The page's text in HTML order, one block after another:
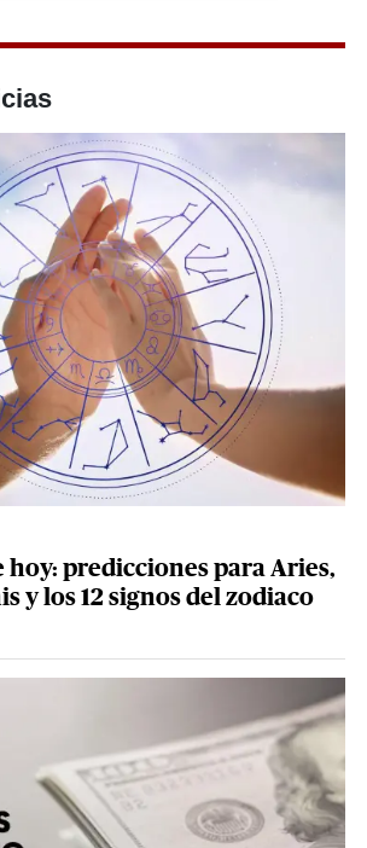
hoy: predicciones para Aries,
y los 12 signos del zodiaco